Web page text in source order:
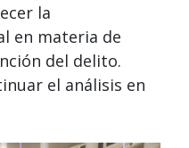
la
en materia de
del delito.
el análisis en